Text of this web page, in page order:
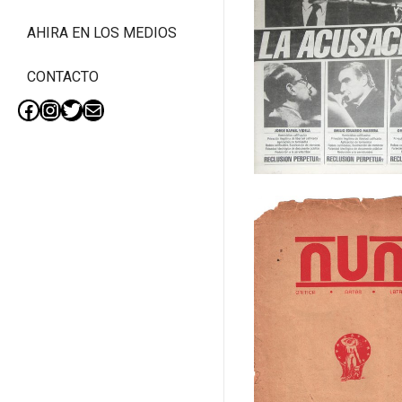
AHIRA EN LOS MEDIOS
CONTACTO
Facebook
Instagram
Twitter
Mail
El Diario del Juicio